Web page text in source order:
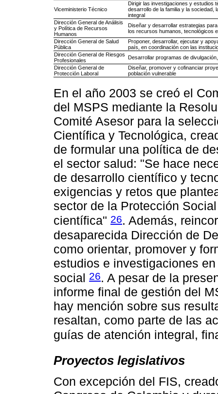
Viceministerio Técnico
Dirigir las investigaciones y estudios
desarrollo de la familia y la sociedad,
integral
Dirección General de Análisis
y Política de Recursos
Humanos
Diseñar y desarrollar estrategias
los recursos humanos, tecnológicos
Dirección General de Salud
Pública
Proponer, desarrollar, ejecutar y
país, en coordinación con las
Dirección General de Riesgos
Profesionales
Desarrollar programas de
Dirección General de
Protección Laboral
Diseñar, promover y cofinanciar
población vulnerable
En el año 2003 se creó el
del MSPS mediante la
Comité Asesor para la
Científica y Tecnológica,
de formular una política de
el sector salud: "Se hace
de desarrollo científico y
exigencias y retos que
sector de la Protección
científica" 26. Además,
desaparecida Dirección de
como orientar, promover y
estudios e investigaciones
social 26. A pesar de la
informe final de gestión del
hay mención sobre sus
resaltan, como parte de las
guías de atención integral,
Proyectos legislativos
Con excepción del FIS,